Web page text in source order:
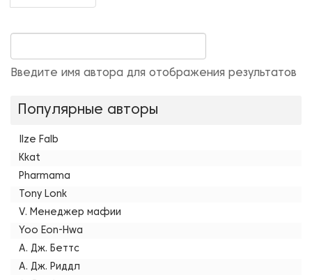
Введите имя автора для отображения результатов
Популярные авторы
Ilze Falb
Kkat
Pharmama
Tony Lonk
V. Менеджер мафии
Yoo Eon-Hwa
А. Дж. Беттс
А. Дж. Риддл